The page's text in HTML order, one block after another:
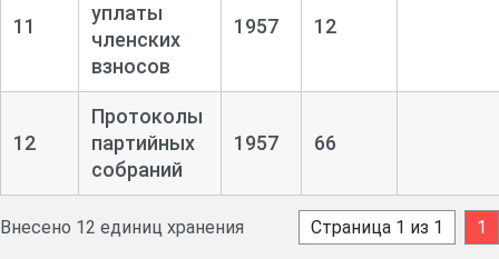
11
уплаты
членских
взносов
1957 12
12
Протоколы
партийных
собраний
1957 66
Внесено 12 единиц хранения Страница 1 из 1 1